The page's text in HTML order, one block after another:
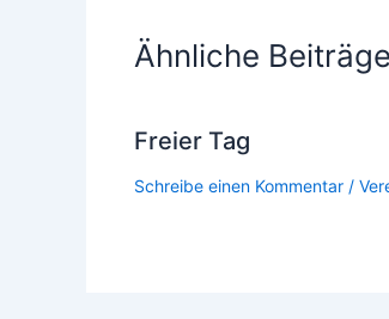
Ähnliche Beiträge
Freier Tag
Schreibe einen Kommentar /